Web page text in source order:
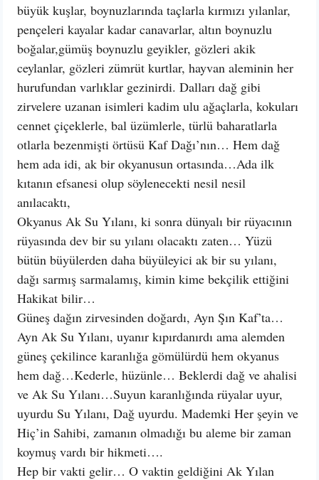
büyük kuşlar, boynuzlarında taçlarla kırmızı yılanlar,
pençeleri kayalar kadar canavarlar, altın boynuzlu
boğalar,gümüş boynuzlu geyikler, gözleri akik
ceylanlar, gözleri zümrüt kurtlar, hayvan aleminin her
hurufundan varlıklar gezinirdi. Dalları dağ gibi
zirvelere uzanan isimleri kadim ulu ağaçlarla, kokuları
cennet çiçeklerle, bal üzümlerle, türlü baharatlarla
otlarla bezenmişti örtüsü Kaf Dağı’nın… Hem dağ
hem ada idi, ak bir okyanusun ortasında…Ada ilk
kıtanın efsanesi olup söylenecekti nesil nesil
anılacaktı,
Okyanus Ak Su Yılanı, ki sonra dünyalı bir rüyacının
rüyasında dev bir su yılanı olacaktı zaten… Yüzü
bütün büyülerden daha büyüleyici ak bir su yılanı,
dağı sarmış sarmalamış, kimin kime bekçilik ettiğini
Hakikat bilir…
Güneş dağın zirvesinden doğardı, Ayn Şın Kaf’ta…
Ayn Ak Su Yılanı, uyanır kıpırdanırdı ama alemden
güneş çekilince karanlığa gömülürdü hem okyanus
hem dağ…Kederle, hüzünle… Beklerdi dağ ve ahalisi
ve Ak Su Yılanı…Suyun karanlığında rüyalar uyur,
uyurdu Su Yılanı, Dağ uyurdu. Mademki Her şeyin ve
Hiç’in Sahibi, zamanın olmadığı bu aleme bir zaman
koymuş vardı bir hikmeti….
Hep bir vakti gelir… O vaktin geldiğini Ak Yılan